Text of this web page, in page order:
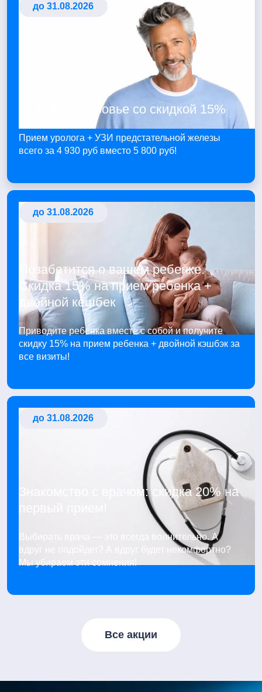
до 31.08.2026
Мужское здоровье со скидкой 15%
Прием уролога + УЗИ предстательной железы
всего за 4 930 руб вместо 5 800 руб!
до 31.08.2026
Позаботится о вашем ребенке.
Скидка 15% на прием ребенка +
двойной кешбек
Приводите ребенка вместе с собой и получите
скидку 15% на прием ребенка + двойной кэшбэк за
все визиты!
до 31.08.2026
Знакомство с врачом: скидка 20% на
Выбирать врача — это всегда волнительно. А
вдруг не подойдет? А вдруг будет некомфортно?
Мы убираем эти сомнения!
Все акции